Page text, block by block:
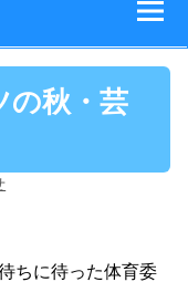
の秋・芸
ちに待った体育委